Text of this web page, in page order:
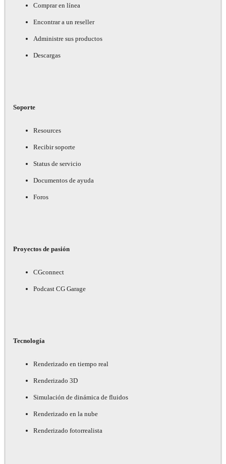
Comprar en línea
Encontrar a un reseller
Administre sus productos
Descargas
Soporte
Resources
Recibir soporte
Status de servicio
Documentos de ayuda
Foros
Proyectos de pasión
CGconnect
Podcast CG Garage
Tecnología
Renderizado en tiempo real
Renderizado 3D
Simulación de dinámica de fluidos
Renderizado en la nube
Renderizado fotorrealista